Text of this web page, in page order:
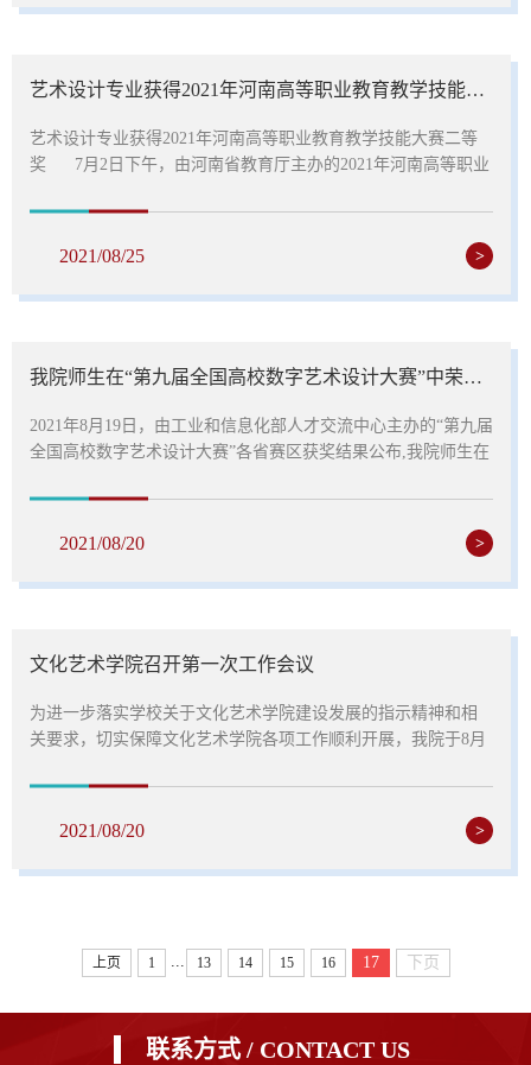
艺术设计专业获得2021年河南高等职业教育教学技能大赛二等奖
艺术设计专业获得2021年河南高等职业教育教学技能大赛二等
奖 7月2日下午，由河南省教育厅主办的2021年河南高等职业
逐，我院艺术设计专业由杨洁、吴丹、张侃、秦华四名教师组
成的代表队荣获本次教育教学技能大赛二等奖。
艺术设计教师团队合影 本届比
2021/08/25 >
我院师生在“第九届全国高校数字艺术设计大赛”中荣获佳绩
2021年8月19日，由工业和信息化部人才交流中心主办的“第九届
全国高校数字艺术设计大赛”各省赛区获奖结果公布,我院师生在
1项。由19级数字媒体技术专业李辉、魏进刚、梁凯楠同学联合
创作,翟文彬、朱訚老师指导的《白马寺卡通形象IP设计》获学
生组时尚设计类一等奖;由19级游戏艺术设计专业李嘉琪同学绘
2021/08/20 >
文化艺术学院召开第一次工作会议
为进一步落实学校关于文化艺术学院建设发展的指示精神和相
关要求，切实保障文化艺术学院各项工作顺利开展，我院于8月
会议由韩志孝f副院长主持，人事处处长孙国亮出席会议，校党
委委员、副校长张建军莅临会议指导工作。会上，首先由人事
处处长孙国亮宣布文化艺术学院人事调整决议及名单。随后，
2021/08/20 >
上页 1 ... 13 14 15 16 17 下页
联系方式 / CONTACT US